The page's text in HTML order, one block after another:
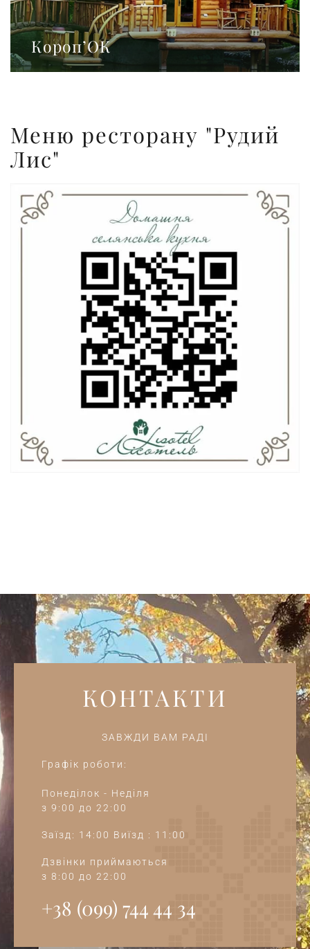
Короп’ОК
Меню ресторану "Рудий
Лис"
КОНТАКТИ
ЗАВЖДИ ВАМ РАДІ
Графік роботи:
Понеділок - Неділя
з 9:00 до 22:00
Заїзд: 14:00 Виїзд : 11:00
Дзвінки приймаються
з 8:00 до 22:00
+38 (099) 744 44 34‭